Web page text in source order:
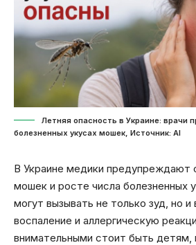
Летняя опасность в Украине: врачи
болезненных укусах мошек, Источник: Al
В Украине медики предупреждают
мошек и росте числа болезненных
могут вызывать не только зуд, но
воспаление и аллергическую
внимательными стоит быть